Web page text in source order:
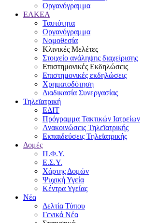
Οργανόγραμμα
ΕΛΚΕΑ
Ταυτότητα
Οργανόγραμμα
Νομοθεσία
Κλινικές Μελέτες
Στοιχείο ανάληψης διαχείρισης
Επιστημονικές Εκδηλώσεις
Επιστημονικές εκδηλώσεις
Χρηματοδότηση
Διαδικασία Συνεργασίας
Τηλεϊατρική
ΕΔΙΤ
Πρόγραμμα Τακτικών Ιατρείων
Ανακοινώσεις Τηλεϊατρικής
Εκπαιδεύσεις Τηλεϊατρικής
Δομές
Π.Φ.Υ.
Ε.Σ.Υ.
Χάρτης Δομών
Ψυχική Υγεία
Κέντρα Υγείας
Νέα
Δελτία Τύπου
Γενικά Νέα